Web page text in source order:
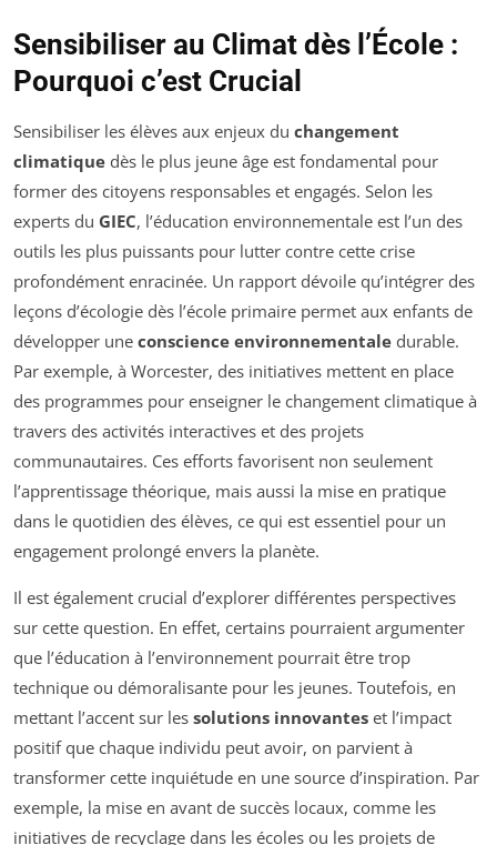
Sensibiliser au Climat dès l’École :
Pourquoi c’est Crucial
Sensibiliser les élèves aux enjeux du changement
climatique dès le plus jeune âge est fondamental pour
former des citoyens responsables et engagés. Selon les
experts du GIEC, l’éducation environnementale est l’un des
outils les plus puissants pour lutter contre cette crise
profondément enracinée. Un rapport dévoile qu’intégrer des
leçons d’écologie dès l’école primaire permet aux enfants de
développer une conscience environnementale durable.
Par exemple, à Worcester, des initiatives mettent en place
des programmes pour enseigner le changement climatique à
travers des activités interactives et des projets
communautaires. Ces efforts favorisent non seulement
l’apprentissage théorique, mais aussi la mise en pratique
dans le quotidien des élèves, ce qui est essentiel pour un
engagement prolongé envers la planète.
Il est également crucial d’explorer différentes perspectives
sur cette question. En effet, certains pourraient argumenter
que l’éducation à l’environnement pourrait être trop
technique ou démoralisante pour les jeunes. Toutefois, en
mettant l’accent sur les solutions innovantes et l’impact
positif que chaque individu peut avoir, on parvient à
transformer cette inquiétude en une source d’inspiration. Par
exemple, la mise en avant de succès locaux, comme les
initiatives de recyclage dans les écoles ou les projets de